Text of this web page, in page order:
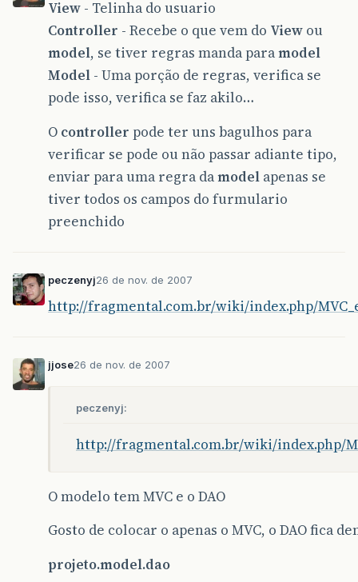
View - Telinha do usuario
Controller - Recebe o que vem do View ou
model, se tiver regras manda paramodel
Model - Uma porção de regras, verifica se
pode isso, verifica se faz akilo…
O controller pode ter uns bagulhos para
verificar se pode ou não passar adiante tipo,
enviar para uma regra damodel apenas se
tiver todos os campos do furmulario
preenchido
peczenyj26 de nov. de 2007
http://fragmental.com.br/wiki/index.php/
jjose26 de nov. de 2007
peczenyj:
http://fragmental.com.br/wiki/index.php/
O modelo tem MVC e o DAO
Gosto de colocar o apenas o MVC, o DAO fica
projeto.model.dao